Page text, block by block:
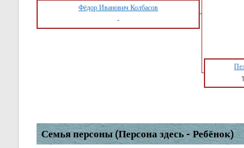
Фёдор Иванович Колбасов
-
Семья персоны (Персона здесь - Ребёнок)